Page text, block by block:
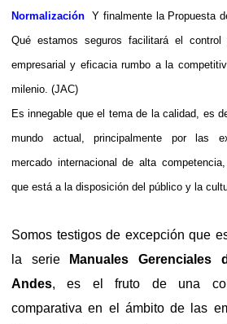
Normalización
Y finalmente la Propuesta
Qué estamos seguros facilitará el
empresarial y eficacia rumbo a la
milenio. (JAC)
Es innegable que el tema de la calidad, es
mundo actual, principalmente por las
mercado internacional de alta
que está a la disposición del público y la
Somos testigos de excepción que
la serie
Manuales
Andes, es el fruto de una
comparativa en el ámbito de las